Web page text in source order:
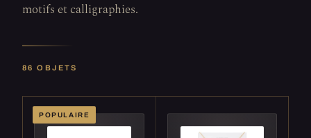
motifs et calligraphies.
86 OBJETS
POPULAIRE